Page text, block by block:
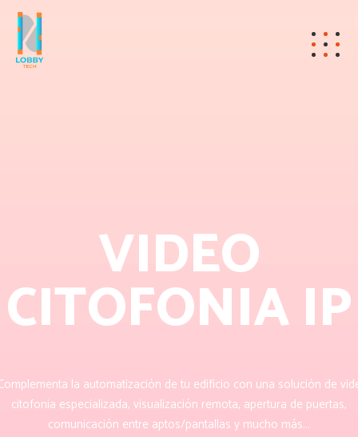
VIDEO
CITOFONIA IP
la automatización de tu edificio con una solución de
citofonia especializada, visualización remota, apertura de puertas,
comunicación entre aptos/pantallas y mucho más...